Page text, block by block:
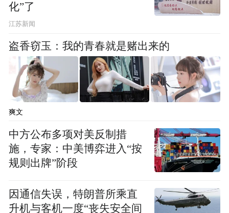
2024年，青岛抓工业的动作不断。3月，青岛
提质效年度九大行动的意见》，提出实施工
业强市提振、科技创新引领、首季稳增长、
规上工业扩量、技改升级焕新、优质项目支
撑、产业结构提档、建群强链聚力以及数实
动新型工业化。
数据显示，2024年前三季度，青岛全市第二
产业增加值4142亿元，增长7.6%；规模以上
工业增加值同比增长9.4%。
化”了
江苏新闻
盗香窃玉：我的青春就是赌出来的
爽文
中方公布多项对美反制措
施，专家：中美博弈进入“按
规则出牌”阶段
因通信失误，特朗普所乘直
升机与客机一度“丧失安全间